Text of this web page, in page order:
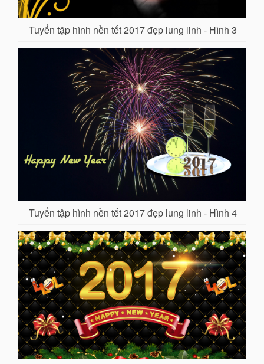
Tuyển tập hình nền tết 2017 đẹp lung linh - Hình 3
Tuyển tập hình nền tết 2017 đẹp lung linh - Hình 4